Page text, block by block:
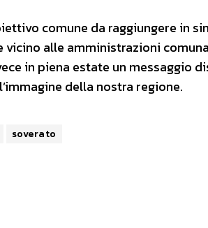
comune da raggiungere in
vicino alle amministrazioni
in piena estate un messaggio
della nostra regione.
soverato